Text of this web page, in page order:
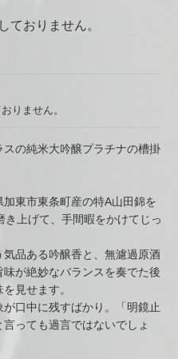
ておりません。
りません。
スの純米大吟醸プラチナの槽掛
東市東条町産の特A山田錦を
上げて、手間暇をかけてじっ
品ある吟醸香と、無濾過原酒
が絶妙なバランスを奏でた後
見せます。
口中に残すばかり。「明鏡止
っても過言ではないでしょ